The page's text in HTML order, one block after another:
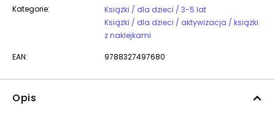
Kategorie:
Książki / dla dzieci / 3-5 lat
Książki / dla dzieci / aktywizacja / książki
z naklejkami
EAN: 9788327497680
Opis